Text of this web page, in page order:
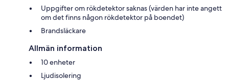
Uppgifter om rökdetektor saknas (värden har inte angett
om det finns någon rökdetektor på boendet)
Brandsläckare
Allmän information
10 enheter
Ljudisolering